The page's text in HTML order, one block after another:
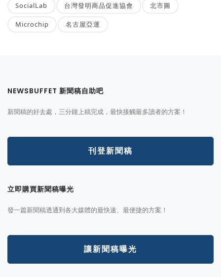
SocialLab 台灣發明商品促進協會 北市圖
Microchip 名古屋亞運
NEWSBUFFET 新聞稿自助吧
新聞稿的好去處，三分鐘上稿完成，最快接觸最多讀者的方案！
刊登新聞稿
立即購買新聞稿曝光
發一篇新聞稿透通到各大媒體的最快速、最便捷的方案！
讓新聞稿曝光